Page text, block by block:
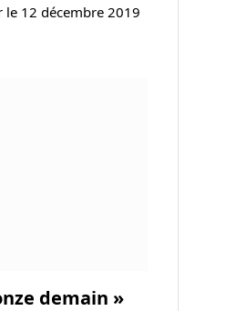
le 12 décembre 2019
demain »